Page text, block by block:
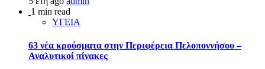
1 min read
ΥΓΕΙΑ
63 νέα κρούσματα στην Περιφέρεια Πελοποννήσου –
Αναλυτικοί πίνακες